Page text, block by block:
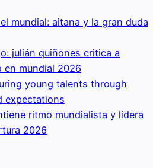
mundial: aitana y la gran duda
julián quiñones critica a
en mundial 2026
young talents through
expectations
ritmo mundialista y lidera
2026